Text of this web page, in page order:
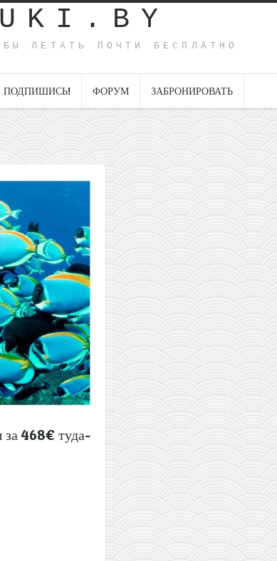
ЛЕТАТЬ ПОЧТИ БЕСПЛАТНО
ПОДПИШИСЬ! ФОРУМ ЗАБРОНИРОВАТЬ
468€ туда-